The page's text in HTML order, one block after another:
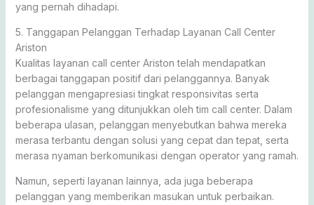
yang pernah dihadapi.
5. Tanggapan Pelanggan Terhadap Layanan Call Center
Ariston
Kualitas layanan call center Ariston telah mendapatkan
berbagai tanggapan positif dari pelanggannya. Banyak
pelanggan mengapresiasi tingkat responsivitas serta
profesionalisme yang ditunjukkan oleh tim call center. Dalam
beberapa ulasan, pelanggan menyebutkan bahwa mereka
merasa terbantu dengan solusi yang cepat dan tepat, serta
merasa nyaman berkomunikasi dengan operator yang ramah.
Namun, seperti layanan lainnya, ada juga beberapa
pelanggan yang memberikan masukan untuk perbaikan.